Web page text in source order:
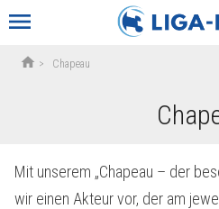
menu
home > Chapeau
Mit unserem „Chapeau – der
wir einen Akteur vor, der am